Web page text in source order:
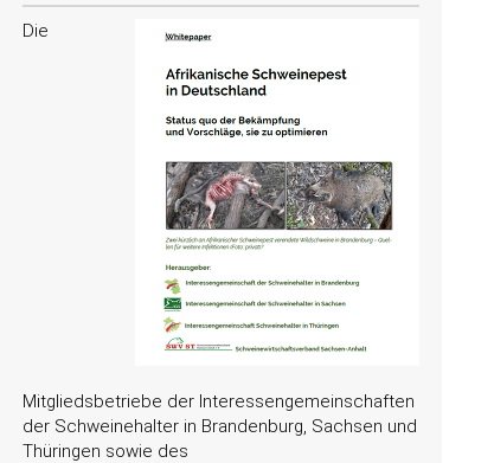
Die
Mitgliedsbetriebe der Interessengemeinschaften
der Schweinehalter in Brandenburg, Sachsen und
Thüringen sowie des